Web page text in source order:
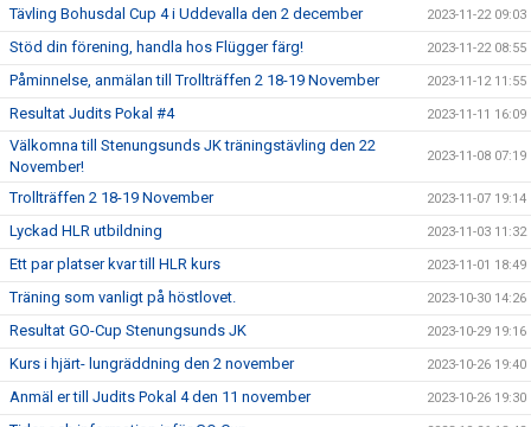
Tävling Bohusdal Cup 4 i Uddevalla den 2 december 2023-11-22 09:03
Stöd din förening, handla hos Flügger färg! 2023-11-22 08:55
Påminnelse, anmälan till Trollträffen 2 18-19 November 2023-11-12 11:55
Resultat Judits Pokal #4 2023-11-11 16:09
Välkomna till Stenungsunds JK träningstävling den 22
November!
2023-11-08 07:19
Trollträffen 2 18-19 November 2023-11-07 19:14
Lyckad HLR utbildning 2023-11-03 11:32
Ett par platser kvar till HLR kurs 2023-11-01 18:49
Träning som vanligt på höstlovet. 2023-10-30 14:26
Resultat GO-Cup Stenungsunds JK 2023-10-29 19:16
Kurs i hjärt- lungräddning den 2 november 2023-10-26 19:40
Anmäl er till Judits Pokal 4 den 11 november 2023-10-26 19:30